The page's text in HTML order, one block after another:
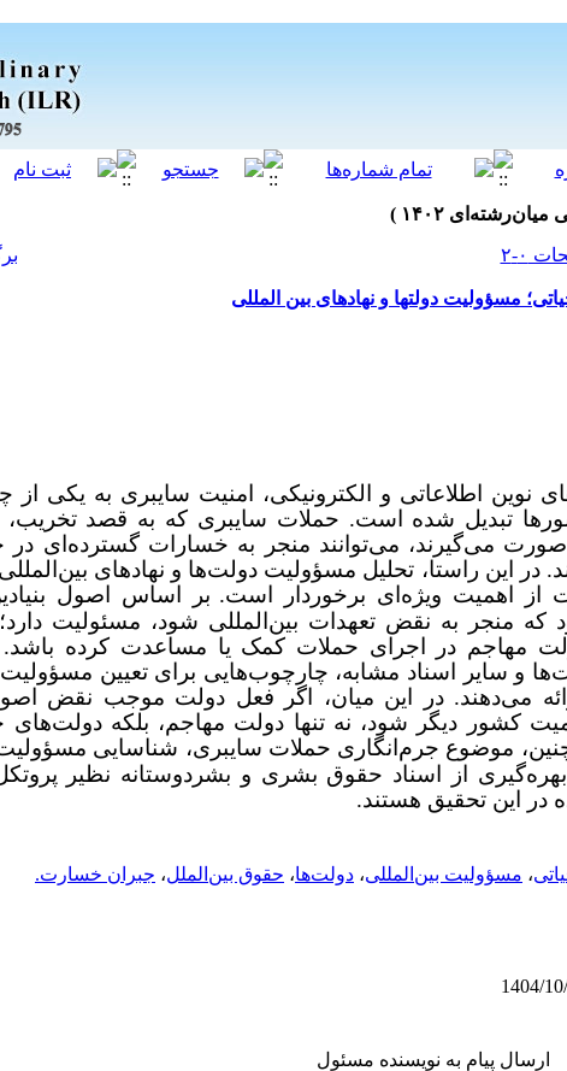
مسؤولیت دولتها و نهادهای بین المللی
نوین اطلاعاتی و الکترونیکی، امنیت سایبری به یکی از
تبدیل شده است. حملات سایبری که به قصد تخریب،
می‌گیرند، می‌توانند منجر به خسارات گسترده‌ای در
در این راستا، تحلیل مسؤولیت دولت‌ها و نهادهای
از اهمیت ویژه‌ای برخوردار است. بر اساس اصول
که منجر به نقض تعهدات بین‌المللی شود، مسئولیت
و سایر اسناد مشابه، چارچوب‌هایی برای تعیین مسؤولیت
می‌دهند. در این میان، اگر فعل دولت موجب نقض
کشور دیگر شود، نه تنها دولت مهاجم، بلکه دولت‌های
موضوع جرم‌انگاری حملات سایبری، شناسایی
از اسناد حقوق بشری و بشردوستانه نظیر
در این تحقیق هستند.
، مسؤولیت بین‌المللی، دولت‌ها، حقوق بین‌الملل، جبران خسارت.
ارسال پیام به نویسنده مسئول